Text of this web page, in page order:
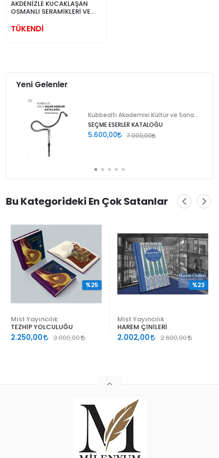
AKDENİZLE KUCAKLAŞAN
OSMANLI SERAMİKLERİ VE
YANSIMALARI
TÜKENDİ
Yeni Gelenler
SEÇME ESERLER KATALOĞU
5.600,00 7.000,00
Bu Kategorideki En Çok Satanlar
Mist Yayıncılık
TEZHİP YOLCULUĞU
2.250,00 3.000,00
%25
Mist Yayıncılık
HAREM ÇİNİLERİ
2.002,00 2.600,00
%23